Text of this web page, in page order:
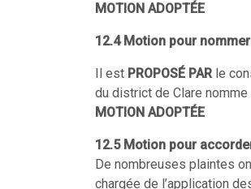
MOTION ADOPTÉE
12.4 Motion pour
Il est PROPOSÉ PAR le
du district de Clare
MOTION ADOPTÉE
12.5 Motion pour
De nombreuses plaintes
chargée de l’application